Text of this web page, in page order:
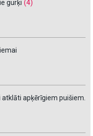
gurķi (4)
atklāti apķērīgiem puišiem.